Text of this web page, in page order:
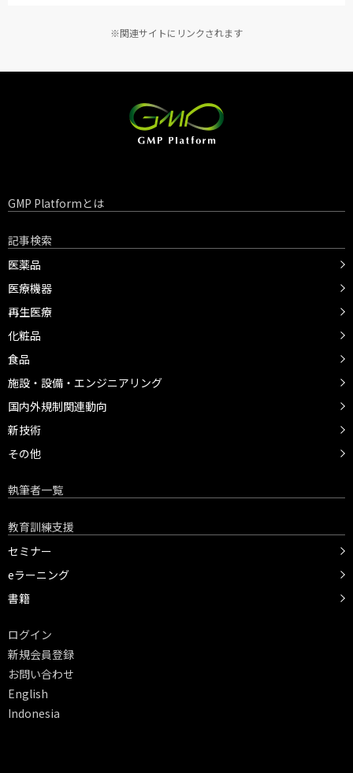
※関連サイトにリンクされます
GMP Platformとは
記事検索
医薬品
医療機器
再生医療
化粧品
食品
施設・設備・エンジニアリング
国内外規制関連動向
新技術
その他
執筆者一覧
教育訓練支援
セミナー
eラーニング
書籍
ログイン
新規会員登録
お問い合わせ
English
Indonesia